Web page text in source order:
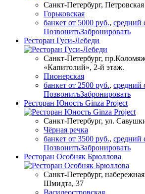
Санкт-Петербург,
Горьковская
банкет от 5000 руб., средний
ПозвонитьЗабронировать
Ресторан Гуси-Лебеди
Санкт-Петербург,
«Капитолий», 2-й этаж.
Пионерская
банкет от 2500 руб., средний
ПозвонитьЗабронировать
Ресторан Юность Ginza Project
Санкт-Петербург, ул.
Чёрная речка
банкет от 3500 руб., средний
ПозвонитьЗабронировать
Ресторан Особняк Брюллова
Санкт-Петербург,
Шмидта, 37